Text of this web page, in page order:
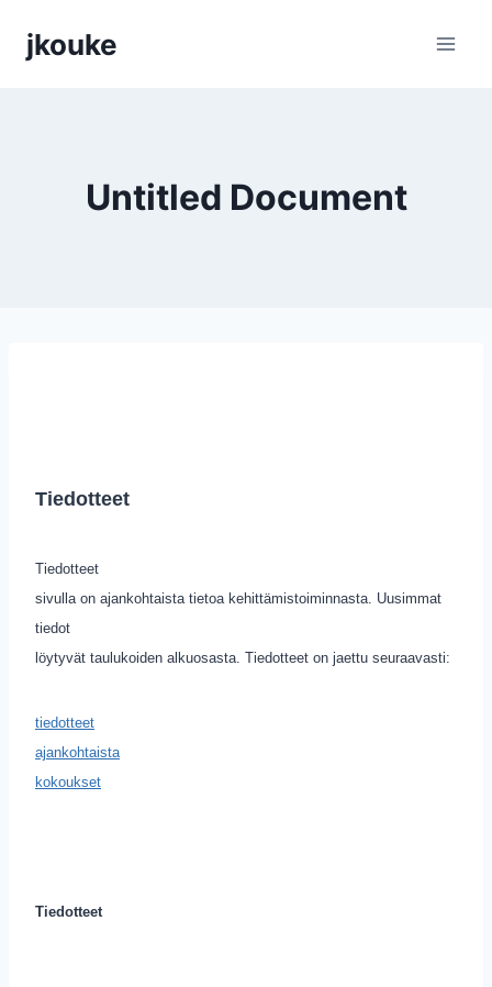
sisältöön
jkouke
Untitled Document
Tiedotteet
Tiedotteet
sivulla on ajankohtaista tietoa kehittämistoiminnasta. Uusimmat
tiedot
löytyvät taulukoiden alkuosasta. Tiedotteet on jaettu seuraavasti:
tiedotteet
ajankohtaista
kokoukset
Tiedotteet